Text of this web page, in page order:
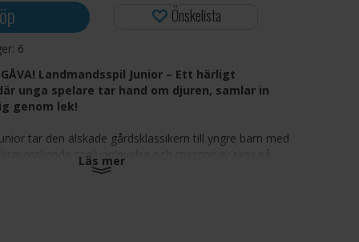
6
Önskelista
Landmandsspil Junior – Ett härligt
unga spelare tar hand om djuren, samlar in
genom lek!
tar den älskade gårdsklassikern till yngre barn med
spelupplevelse och massor av skoj på
tar rollen som unga bönder som måste ta hand om
överraskningar längs vägen.
Läs mer